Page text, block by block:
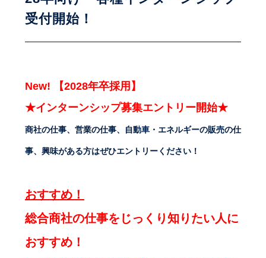
受付開始！
New! 【2028年卒採用】
★インターンシップ募集エントリー開始★
商社の仕事、営業の仕事、自動車・エネルギーの販売の仕
事、興味がある方はぜひエントリーください！
おすすめ！
総合商社の仕事をじっくり知りたい人に
おすすめ！